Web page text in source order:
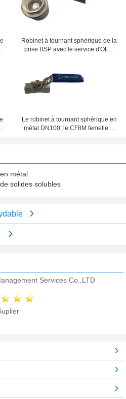
Robinet à tournant sphérique de la
prise BSP avec le service d'OEM
Le robinet à tournant sphérique en
métal DN100, le CF8M femelle et
métal
solides solubles
Services Co.,LTD